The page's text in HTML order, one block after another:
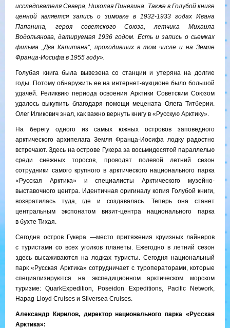
исследователя Севера, Николая Пинегина. Также в Голубой книге
ценной является запись о зимовке в 1932-1933 годах Ивана
Папанина, героя советского Союза, летчика Михаила
Водопьянова, датируемая 1936 годом. Есть и запись о сьемках
фильма „Два Капитана“, проходивших в том числе и на Земле
Франца-Иосифа в 1955 году».
Голубая книга была вывезена со станции и утеряна на долгие
годы. Потому обнаружить ее на интернет-аукционе было большой
удачей. Реликвию периода освоения Арктики Советским Союзом
удалось выкупить благодаря помощи мецената Олега Титберии.
Олег Иликович знал, как важно вернуть книгу в «Русскую Арктику».
На берегу одного из самых южных островов заповедного
арктического архипелага Земля Франца-Иосифа лодку радостно
встречают. Здесь на острове Гукера за восьмидесятой параллелью
среди снежных торосов, проводят полевой летний сезон
сотрудники самого крупного в арктического национального парка
«Русская Арктика» и специалисты Арктического музейно-
выставочного центра. Идентичная оригиналу копия Голубой книги,
возвратилась туда, где и создавалась. Теперь она станет
центральным экспонатом визит-центра национального парка
в бухте Тихая.
Сегодня остров Гукера —место притяжения круизных лайнеров
с туристами со всех уголков планеты. Ежегодно в летний сезон
здесь высаживаются на лодках туристы. Сегодня национальный
парк «Русская Арктика» сотрудничает с туроператорами, которые
специализируются на экспедиционном арктическом морском
туризме: QuarkExpedition, Poseidon Expeditions, Pacific Network,
Hapag-Lloyd Cruises и Silversea Cruises.
Александр Кирилов, директор национального парка «Русская
Арктика»: